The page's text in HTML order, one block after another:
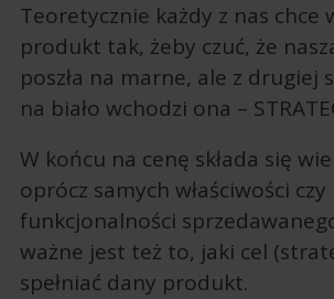
Teoretycznie każdy z nas chce
produkt tak, żeby czuć, że
poszła na marne, ale z drugiej
na biało wchodzi ona –
W końcu na cenę składa się
oprócz samych właściwości czy
funkcjonalności
ważne jest też to, jaki cel
spełniać dany produkt.